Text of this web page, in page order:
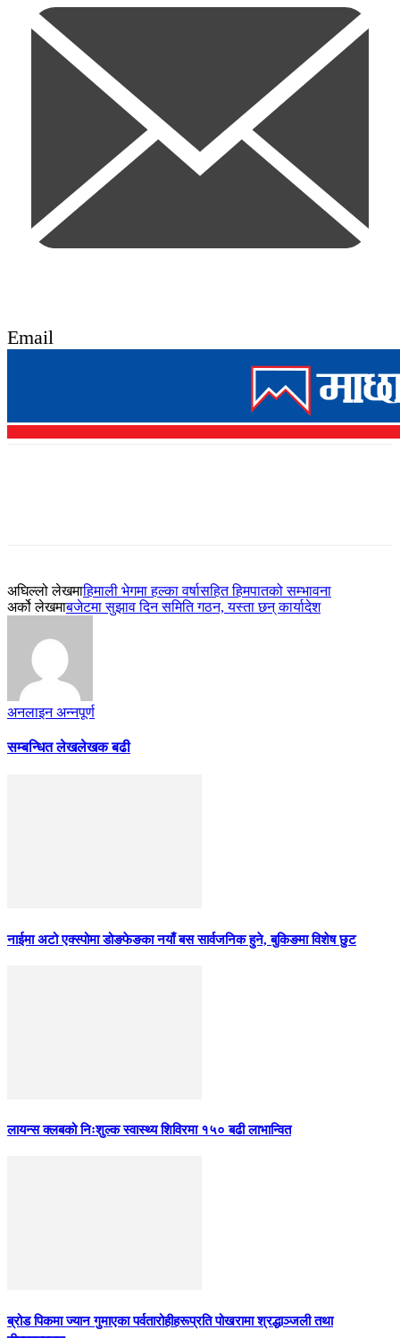
Email
अघिल्लो लेखमाहिमाली भेगमा हल्का वर्षासहित हिमपातको सम्भावना
अर्को लेखमाबजेटमा सुझाव दिन समिति गठन, यस्ता छन् कार्यादेश
अनलाइन अन्नपूर्ण
सम्बन्धित लेखलेखक बढी
नाईमा अटो एक्स्पोमा डोङफेङका नयाँ बस सार्वजनिक हुने, बुकिङमा विशेष छुट
लायन्स क्लबको निःशुल्क स्वास्थ्य शिविरमा १५० बढी लाभान्वित
ब्रोड पिकमा ज्यान गुमाएका पर्वतारोहीहरूप्रति पोखरामा श्रद्धाञ्जली तथा